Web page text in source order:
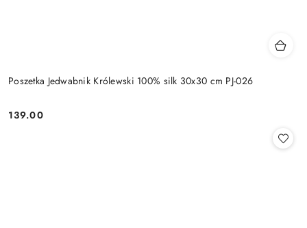
Poszetka Jedwabnik Królewski 100% silk 30x30 cm PJ-026
Cena:
139.00